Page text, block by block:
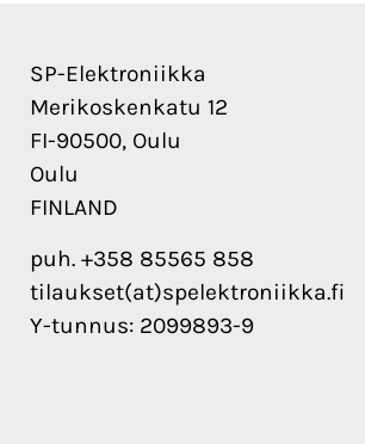
SP-Elektroniikka
Merikoskenkatu 12
FI-90500, Oulu
Oulu
FINLAND
puh. +358 85565 858
tilaukset(at)spelektroniikka.fi
Y-tunnus: 2099893-9